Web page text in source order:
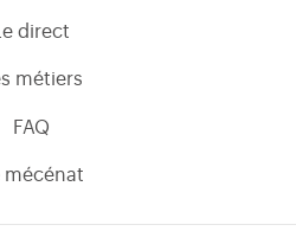
dans un nouvel onglet)
Le direct
métiers
FAQ
mécénat